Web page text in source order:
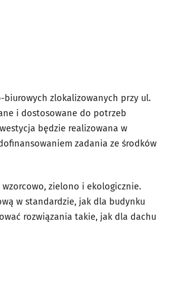
biurowych zlokalizowanych przy ul.
i dostosowane do potrzeb
będzie realizowana w
zadania ze środków
zielono i ekologicznie.
w standardzie, jak dla budynku
rozwiązania takie, jak dla dachu